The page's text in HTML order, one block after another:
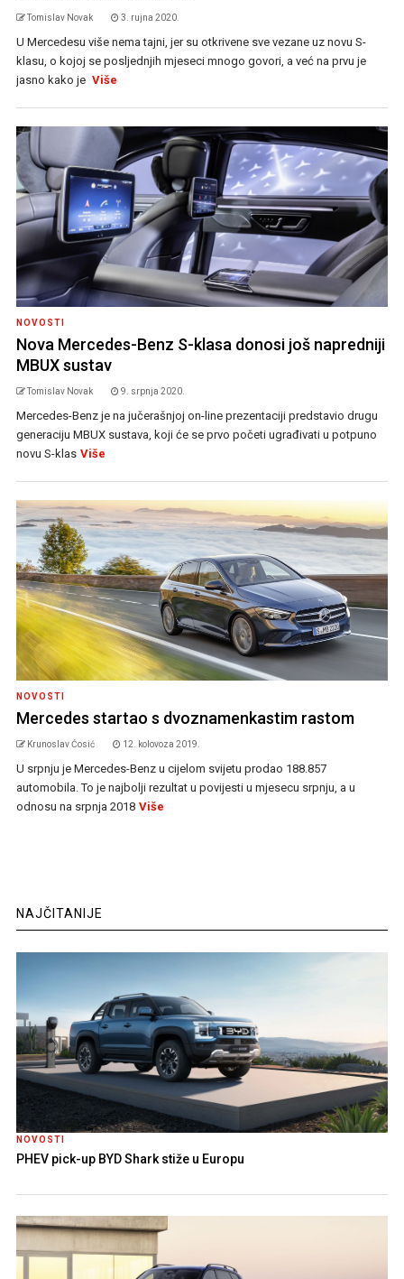
Tomislav Novak 3. rujna 2020.
U Mercedesu više nema tajni, jer su otkrivene sve vezane uz novu S-
klasu, o kojoj se posljednjih mjeseci mnogo govori, a već na prvu je
jasno kako je Više
NOVOSTI
Nova Mercedes-Benz S-klasa donosi još napredniji
MBUX sustav
Tomislav Novak 9. srpnja 2020.
Mercedes-Benz je na jučerašnjoj on-line prezentaciji predstavio drugu
generaciju MBUX sustava, koji će se prvo početi ugrađivati u potpuno
novu S-klas Više
NOVOSTI
Mercedes startao s dvoznamenkastim rastom
Krunoslav Ćosić 12. kolovoza 2019.
U srpnju je Mercedes-Benz u cijelom svijetu prodao 188.857
automobila. To je najbolji rezultat u povijesti u mjesecu srpnju, a u
odnosu na srpnja 2018 Više
NAJČITANIJE
NOVOSTI
PHEV pick-up BYD Shark stiže u Europu